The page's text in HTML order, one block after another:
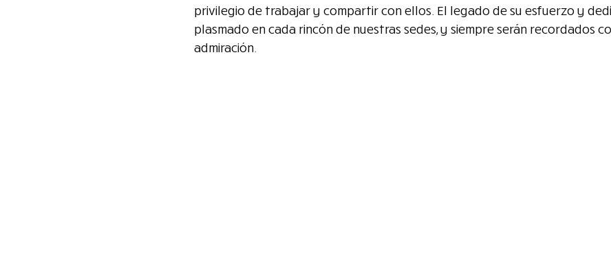
privilegio de trabajar y compartir con ellos. El legado de su esfuerzo y
plasmado en cada rincón de nuestras sedes, y siempre serán recordados
admiración.